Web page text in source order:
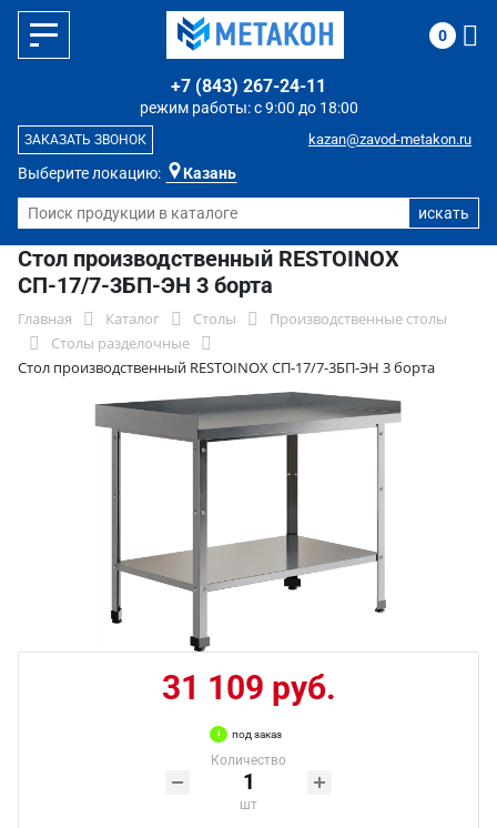
Выберите локацию: Казань
режим работы: с 9:00 до 18:00
+7 (843) 267-24-11
kazan@zavod-metakon.ru
ЗАКАЗАТЬ ЗВОНОК
0
Стол производственный RESTOINOX
СП-17/7-3БП-ЭН 3 борта
Главная Каталог Столы
Производственные столы
Столы разделочные
Стол производственный RESTOINOX СП-17/7-3БП-ЭН 3 борта
31 109 руб.
под заказ
Количество
шт